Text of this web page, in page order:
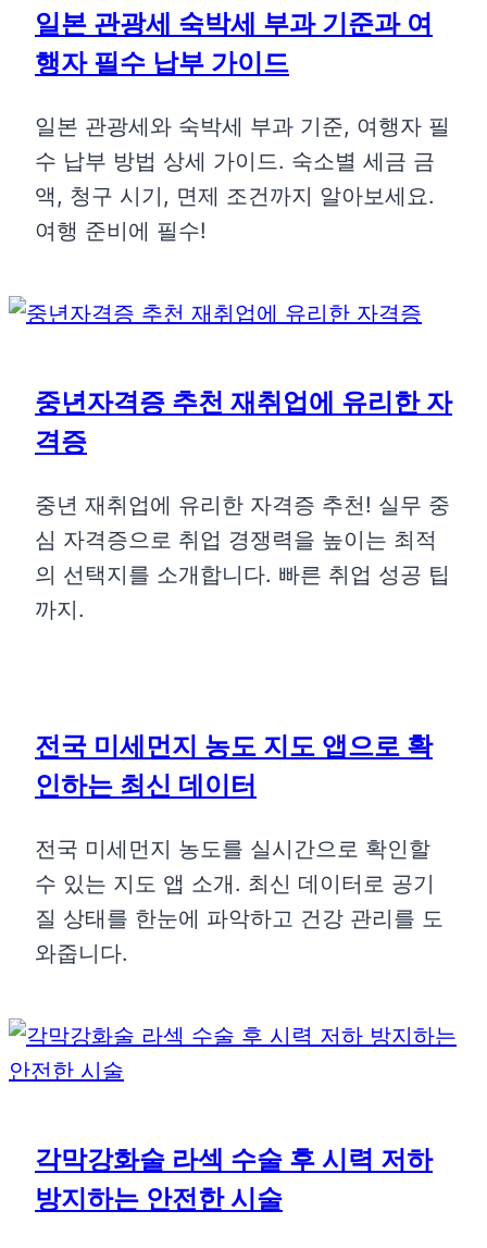
일본 관광세 숙박세 부과 기준과 여
행자 필수 납부 가이드
일본 관광세와 숙박세 부과 기준, 여행자 필
수 납부 방법 상세 가이드. 숙소별 세금 금
액, 청구 시기, 면제 조건까지 알아보세요.
여행 준비에 필수!
중년자격증 추천 재취업에 유리한 자
격증
중년 재취업에 유리한 자격증 추천! 실무 중
심 자격증으로 취업 경쟁력을 높이는 최적
의 선택지를 소개합니다. 빠른 취업 성공 팁
까지.
전국 미세먼지 농도 지도 앱으로 확
인하는 최신 데이터
전국 미세먼지 농도를 실시간으로 확인할
수 있는 지도 앱 소개. 최신 데이터로 공기
질 상태를 한눈에 파악하고 건강 관리를 도
와줍니다.
각막강화술 라섹 수술 후 시력 저하
방지하는 안전한 시술